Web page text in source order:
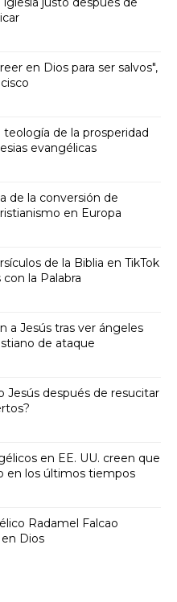
en Dios para ser salvos",
teología de la prosperidad
evangélicas
de la conversión de
en Europa
de la Biblia en TikTok
la Palabra
a Jesús tras ver ángeles
de ataque
Jesús después de resucitar
en EE. UU. creen que
en los últimos tiempos
Radamel Falcao
Dios